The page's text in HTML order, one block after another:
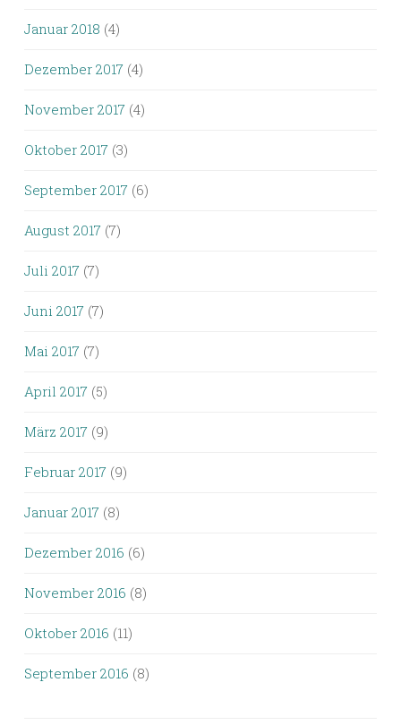
Januar 2018 (4)
Dezember 2017 (4)
November 2017 (4)
Oktober 2017 (3)
September 2017 (6)
August 2017 (7)
Juli 2017 (7)
Juni 2017 (7)
Mai 2017 (7)
April 2017 (5)
März 2017 (9)
Februar 2017 (9)
Januar 2017 (8)
Dezember 2016 (6)
November 2016 (8)
Oktober 2016 (11)
September 2016 (8)